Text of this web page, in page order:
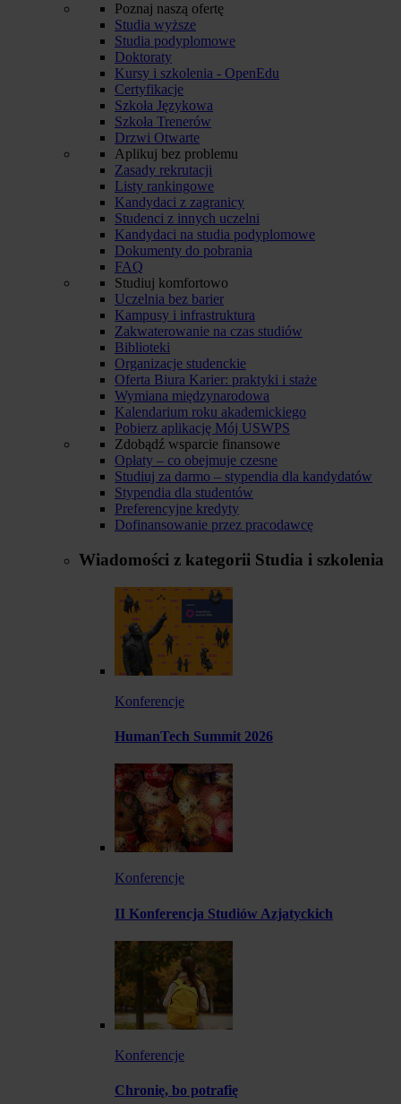
Poznaj naszą ofertę
Studia wyższe
Studia podyplomowe
Doktoraty
Kursy i szkolenia - OpenEdu
Certyfikacje
Szkoła Językowa
Szkoła Trenerów
Drzwi Otwarte
Aplikuj bez problemu
Zasady rekrutacji
Listy rankingowe
Kandydaci z zagranicy
Studenci z innych uczelni
Kandydaci na studia podyplomowe
Dokumenty do pobrania
FAQ
Studiuj komfortowo
Uczelnia bez barier
Kampusy i infrastruktura
Zakwaterowanie na czas studiów
Biblioteki
Organizacje studenckie
Oferta Biura Karier: praktyki i staże
Wymiana międzynarodowa
Kalendarium roku akademickiego
Pobierz aplikację Mój USWPS
Zdobądź wsparcie finansowe
Opłaty – co obejmuje czesne
Studiuj za darmo – stypendia dla kandydatów
Stypendia dla studentów
Preferencyjne kredyty
Dofinansowanie przez pracodawcę
Wiadomości z kategorii Studia i szkolenia
Konferencje
HumanTech Summit 2026
Konferencje
II Konferencja Studiów Azjatyckich
Konferencje
Chronię, bo potrafię